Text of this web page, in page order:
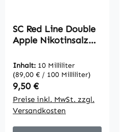
SC Red Line Double
Apple Nikotinsalz
Inhalt: 10 Milliliter
(89,00 € / 100 Milliliter)
Regulärer Preis:
9,50 €
Preise inkl. MwSt. zzgl.
Versandkosten